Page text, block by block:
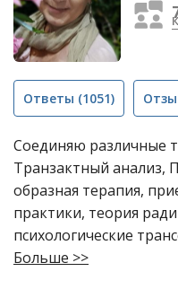
Ответы (1051)
Соединяю различные
Транзактный анализ,
образная терапия,
практики, теория
психологические
Больше >>